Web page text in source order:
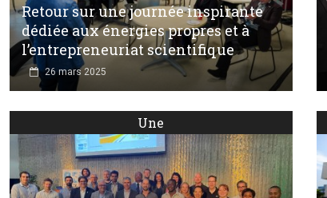
Retour sur une journée inspirante
dédiée aux énergies propres et à
l’entrepreneuriat scientifique
26 mars 2025
Une